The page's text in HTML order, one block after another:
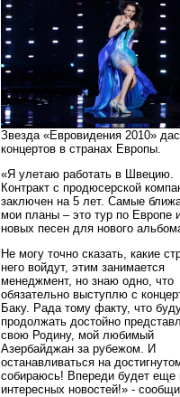
Звезда «Евровидения 2010»
концертов в странах Европы.
«Я улетаю работать в Швецию.
Контракт с продюсерской
заключен на 5 лет. Самые
мои планы – это тур по Европе
новых песен для нового
Не могу точно сказать, какие
него войдут, этим занимается
менеджмент, но знаю одно, что
обязательно выступлю с
Баку. Рада тому факту, что
продолжать достойно
свою Родину, мой любимый
Азербайджан за рубежом. И
останавливаться на
собираюсь! Впереди будет еще
интересных новостей!» -